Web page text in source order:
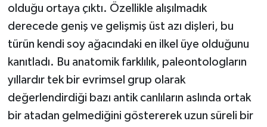
olduğu ortaya çıktı. Özellikle alışılmadık
derecede geniş ve gelişmiş üst azı dişleri, bu
türün kendi soy ağacındaki en ilkel üye olduğunu
kanıtladı. Bu anatomik farklılık, paleontologların
yıllardır tek bir evrimsel grup olarak
değerlendirdiği bazı antik canlıların aslında ortak
bir atadan gelmediğini göstererek uzun süreli bir